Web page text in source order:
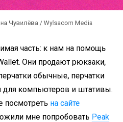
Чувилёва / Wylsacom Media
часть: к нам на помощь
Они продают рюкзаки,
обычные, перчатки
для компьютеров и штативы.
посмотреть на сайте
мне попробовать Peak